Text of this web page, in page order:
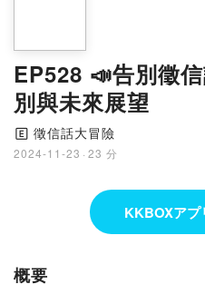
EP528 📣告別徵
別與未來展望
🄴 徵信話大冒險
2024-11-23 · 23 分
KKBOXアプ
概要